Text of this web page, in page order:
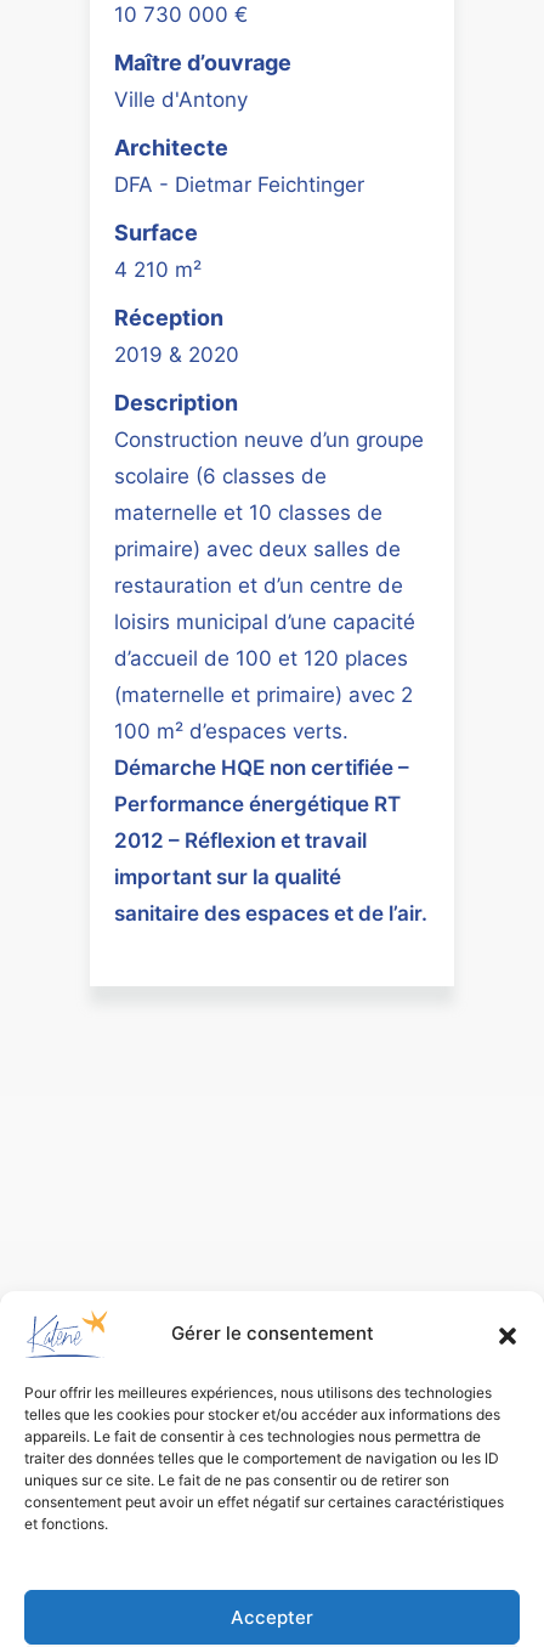
Gérer le consentement
Pour offrir les meilleures expériences, nous utilisons des technologies
telles que les cookies pour stocker et/ou accéder aux informations des
appareils. Le fait de consentir à ces technologies nous permettra de
traiter des données telles que le comportement de navigation ou les ID
uniques sur ce site. Le fait de ne pas consentir ou de retirer son
consentement peut avoir un effet négatif sur certaines caractéristiques
et fonctions.
Accepter
10 730 000 €
Maître d’ouvrage
Ville d'Antony
Architecte
DFA - Dietmar Feichtinger
Surface
4 210 m²
Réception
2019 & 2020
Description
Construction neuve d’un groupe
scolaire (6 classes de
maternelle et 10 classes de
primaire) avec deux salles de
restauration et d’un centre de
loisirs municipal d’une capacité
d’accueil de 100 et 120 places
(maternelle et primaire) avec 2
100 m² d’espaces verts.
Démarche HQE non certifiée –
Performance énergétique RT
2012 – Réflexion et travail
important sur la qualité
sanitaire des espaces et de l’air.